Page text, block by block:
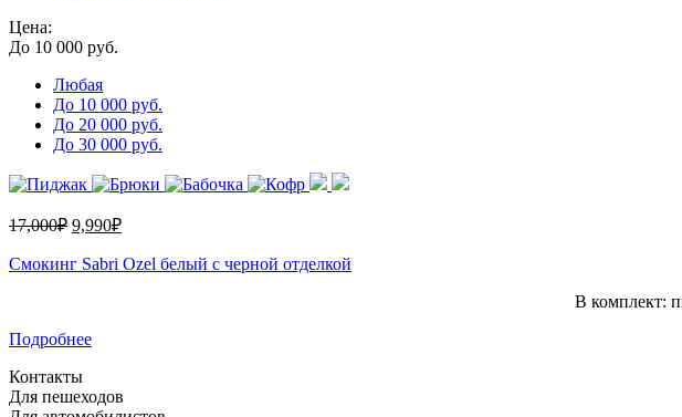
Цена:
До 10 000 руб.
Любая
До 10 000 руб.
До 20 000 руб.
До 30 000 руб.
17,000₽ 9,990₽
Смокинг Sabri Ozel белый с черной отделкой
В комплект:
Подробнее
Контакты
Для пешеходов